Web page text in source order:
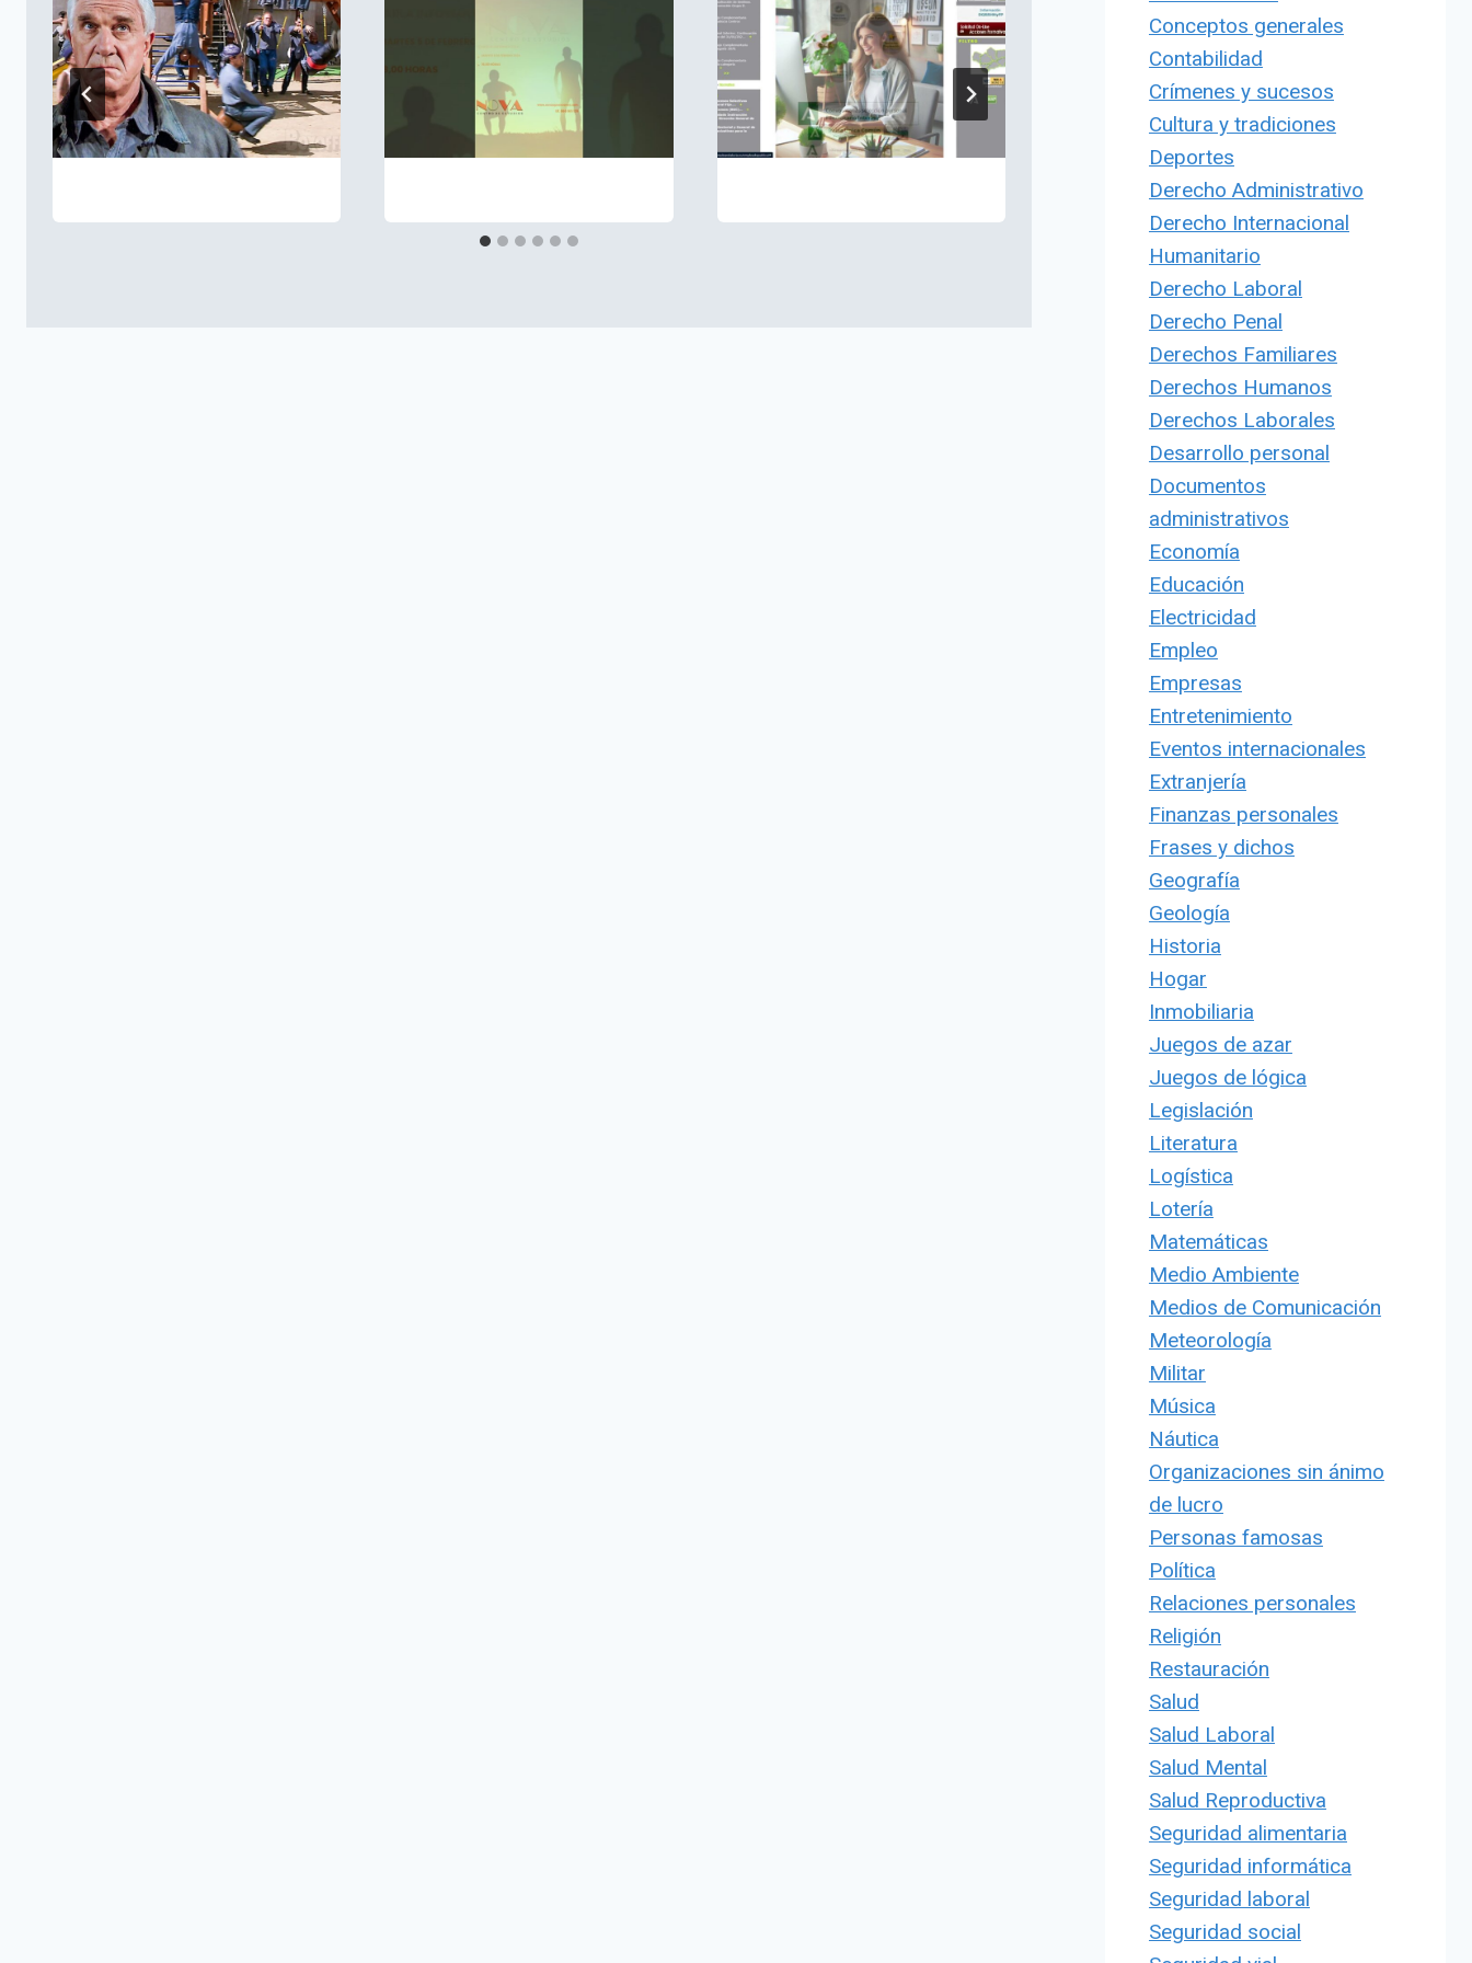
Conceptos generales
Contabilidad
Crímenes y sucesos
Cultura y tradiciones
Deportes
Derecho Administrativo
Derecho Internacional
Humanitario
Derecho Laboral
Derecho Penal
Derechos Familiares
Derechos Humanos
Derechos Laborales
Desarrollo personal
Documentos
administrativos
Economía
Educación
Electricidad
Empleo
Empresas
Entretenimiento
Eventos internacionales
Extranjería
Finanzas personales
Frases y dichos
Geografía
Geología
Historia
Hogar
Inmobiliaria
Juegos de azar
Juegos de lógica
Legislación
Literatura
Logística
Lotería
Matemáticas
Medio Ambiente
Medios de Comunicación
Meteorología
Militar
Música
Náutica
Organizaciones sin ánimo
de lucro
Personas famosas
Política
Relaciones personales
Religión
Restauración
Salud
Salud Laboral
Salud Mental
Salud Reproductiva
Seguridad alimentaria
Seguridad informática
Seguridad laboral
Seguridad social